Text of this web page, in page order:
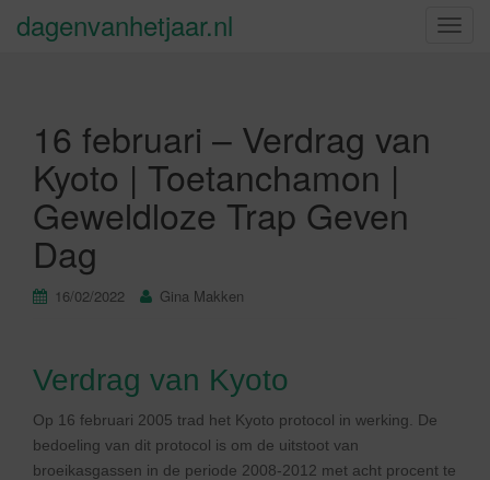
S
dagenvanhetjaar.nl
16 februari – Verdrag van
Kyoto | Toetanchamon |
Geweldloze Trap Geven
Dag
16/02/2022 Gina Makken
Verdrag van Kyoto
Op 16 februari 2005 trad het Kyoto protocol in werking. De
bedoeling van dit protocol is om de uitstoot van
broeikasgassen in de periode 2008-2012 met acht procent te